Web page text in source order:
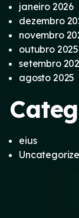
janeiro 2026
dezembro
novembro
outubro 2025
setembro
agosto 2025
eius